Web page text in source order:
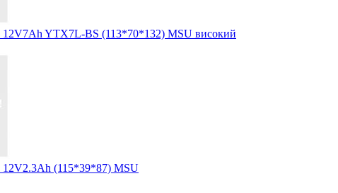
12V7Ah YTX7L-BS (113*70*132) MSU високий
12V2.3Ah (115*39*87) MSU